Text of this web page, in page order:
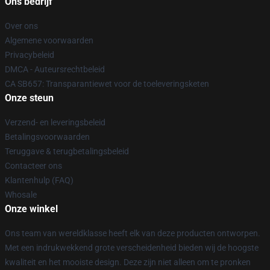
Over ons
Algemene voorwaarden
Privacybeleid
DMCA - Auteursrechtbeleid
CA SB657: Transparantiewet voor de toeleveringsketen
Onze steun
Verzend- en leveringsbeleid
Betalingsvoorwaarden
Teruggave & terugbetalingsbeleid
Contacteer ons
Klantenhulp (FAQ)
Whosale
Onze winkel
Ons team van wereldklasse heeft elk van deze producten ontworpen.
Met een indrukwekkend grote verscheidenheid bieden wij de hoogste
kwaliteit en het mooiste design. Deze zijn niet alleen om te pronken